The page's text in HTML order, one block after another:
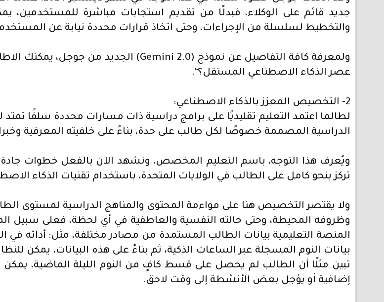
جديد قائم على الوكلاء، فبدلًا من تقديم استجابات مباشرة للمستخدمين،
والتخطيط لسلسلة من الإجراءات، وحتى اتخاذ قرارات محددة نيابة عن
عصر الذكاء الاصطناعي المستقل؟“.
2- التخصيص المعزز بالذكاء الاصطناعي:
لطالما اعتمد التعليم تقليديًا على برامج دراسية ذات مسارات محددة سلفًا تمتد
الدراسية المصممة خصوصًا لكل طالب على حدة، بناءً على خلفيته المعرفية
ويُعرف هذا التوجه، باسم التعليم المخصص، ونشهد الآن بالفعل خطوات
تركز بنحو كامل على الطالب في الولايات المتحدة، باستخدام تقنيات الذكاء
ولا يقتصر التخصيص هنا على مواءمة المحتوى والمناهج الدراسية لمستوى
وظروفه المحيطة، وحتى حالته النفسية والعاطفية في أي لحظة، فعلى سبيل
المنصة التعليمية بيانات الطالب المستمدة من مصادر مختلفة، مثل: أدائه في
بيانات النوم المسجلة عبر الساعات الذكية، ثم بناءً على هذه البيانات، يمكن
تبين مثلًا أن الطالب لم يحصل على قسط كافٍ من النوم الليلة الماضية،
إضافية أو يؤجل بعض الأنشطة إلى وقت لاحق.